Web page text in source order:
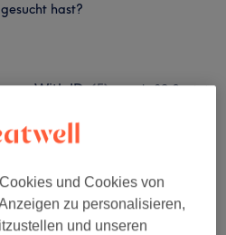
hast?
With ID (5) ab 39 €
& Stylings,
7)
ab 14 €
und Cookies von
zu personalisieren,
und unseren